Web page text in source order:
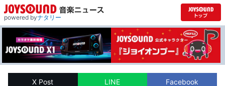
powered byナタリー
X Post LINE Facebook